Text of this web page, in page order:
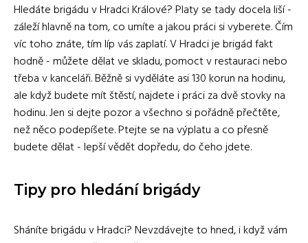
Hledáte brigádu v Hradci Králové? Platy se tady docela liší -
záleží hlavně na tom, co umíte a jakou práci si vyberete. Čím
víc toho znáte, tím líp vás zaplatí. V Hradci je brigád fakt
hodně - můžete dělat ve skladu, pomoct v restauraci nebo
třeba v kanceláři. Běžně si vyděláte asi 130 korun na hodinu,
ale když budete mít štěstí, najdete i práci za dvě stovky na
hodinu. Jen si dejte pozor a všechno si pořádně přečtěte,
než něco podepíšete. Ptejte se na výplatu a co přesně
budete dělat - lepší vědět dopředu, do čeho jdete.
Tipy pro hledání brigády
Sháníte brigádu v Hradci? Nevzdávejte to hned, i když vám